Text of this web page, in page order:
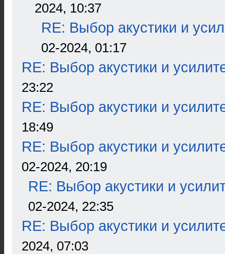
2024, 10:37
RE: Выбор акустики и
02-2024, 01:17
RE: Выбор акустики и
23:22
RE: Выбор акустики и
18:49
RE: Выбор акустики и
02-2024, 20:19
RE: Выбор акустики и
02-2024, 22:35
RE: Выбор акустики и
2024, 07:03